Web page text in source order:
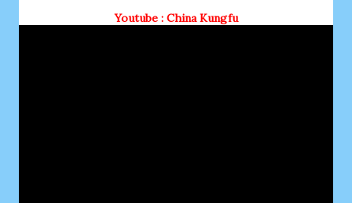
Youtube : China Kungfu